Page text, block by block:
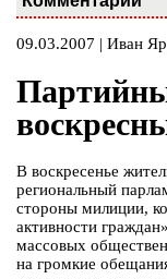
09.03.2007 | Иван
В воскресенье
региональный
стороны милиции,
активности
массовых
на громкие